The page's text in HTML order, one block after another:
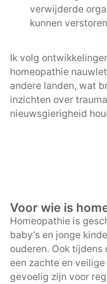
verwijderde
kunnen
Ik volg
homeopathie
andere landen, wat
inzichten over
nieuwsgierigheid
Voor wie is
Homeopathie is
baby’s en jonge
ouderen. Ook
een zachte en
gevoelig zijn voor